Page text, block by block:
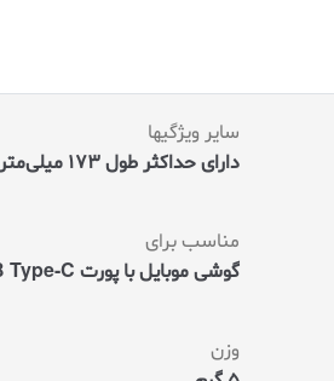
سایر ویژگیها
دارای حداکثر طول 173 میلی‌متر
مناسب برای
گوشی موبایل با پورت USB Type-C
وزن